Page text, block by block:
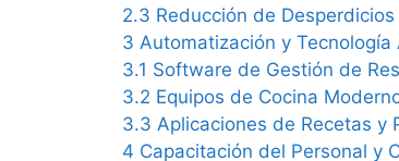
2.3 Reducción de Desperdicios
3 Automatización y Tecnología
3.1 Software de Gestión de
3.2 Equipos de Cocina
3.3 Aplicaciones de Recetas y
4 Capacitación del Personal y